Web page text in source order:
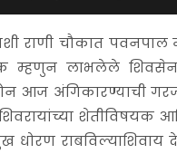
राणी चौकात
म्हणुन लाभलेले
आज अंगिकारण्याची गरज
शेतीविषयक
राबविल्याशिवाय